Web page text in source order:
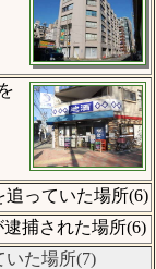
っていた場所(6)
捕された場所(6)
いた場所(7)